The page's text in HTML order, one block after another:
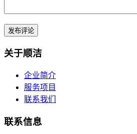
关于顺洁
企业简介
服务项目
联系我们
联系信息